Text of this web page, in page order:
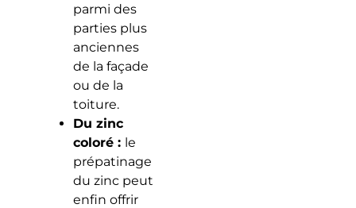
parmi des
parties plus
anciennes
de la façade
ou de la
toiture.
Du zinc
coloré : le
prépatinage
du zinc peut
enfin offrir